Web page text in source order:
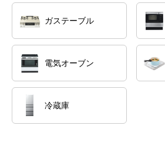
ガステーブル
電気オーブン
冷蔵庫